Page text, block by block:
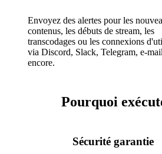
Envoyez des alertes pour les
contenus, les débuts de stream, les
transcodages ou les connexions
via Discord, Slack, Telegram, e-
encore.
Pourquoi
Sécurité garantie